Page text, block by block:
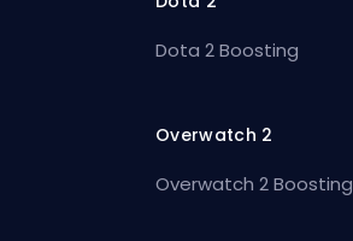
Dota 2 Boosting
Overwatch 2
Overwatch 2 Boosting